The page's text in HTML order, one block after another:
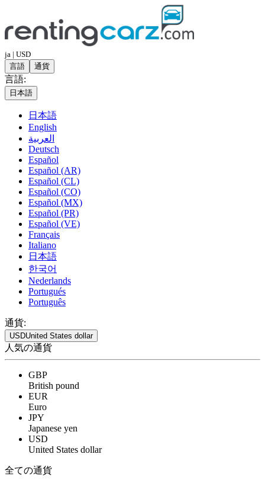
ja | USD
言語
通貨
言語:
日本語
日本語
English
العربية
Deutsch
Español
Español (AR)
Español (CL)
Español (CO)
Español (MX)
Español (PR)
Español (VE)
Français
Italiano
日本語
한국어
Nederlands
Portugués
Português
通貨:
USDUnited States dollar
人気の通貨
GBP
British pound
EUR
Euro
JPY
Japanese yen
USD
United States dollar
全ての通貨